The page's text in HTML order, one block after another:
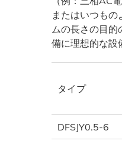
またはいつも
ムの長さの目
備に理想的な設
タイプ
DFSJY0.5-6